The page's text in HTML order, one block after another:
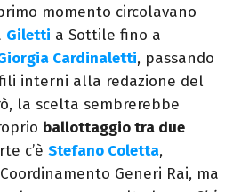
momento circolavano
Giletti a Sottile fino a
Cardinaletti, passando
interni alla redazione del
la scelta sembrerebbe
ballottaggio tra due
c’è Stefano Coletta,
Generi Rai, ma